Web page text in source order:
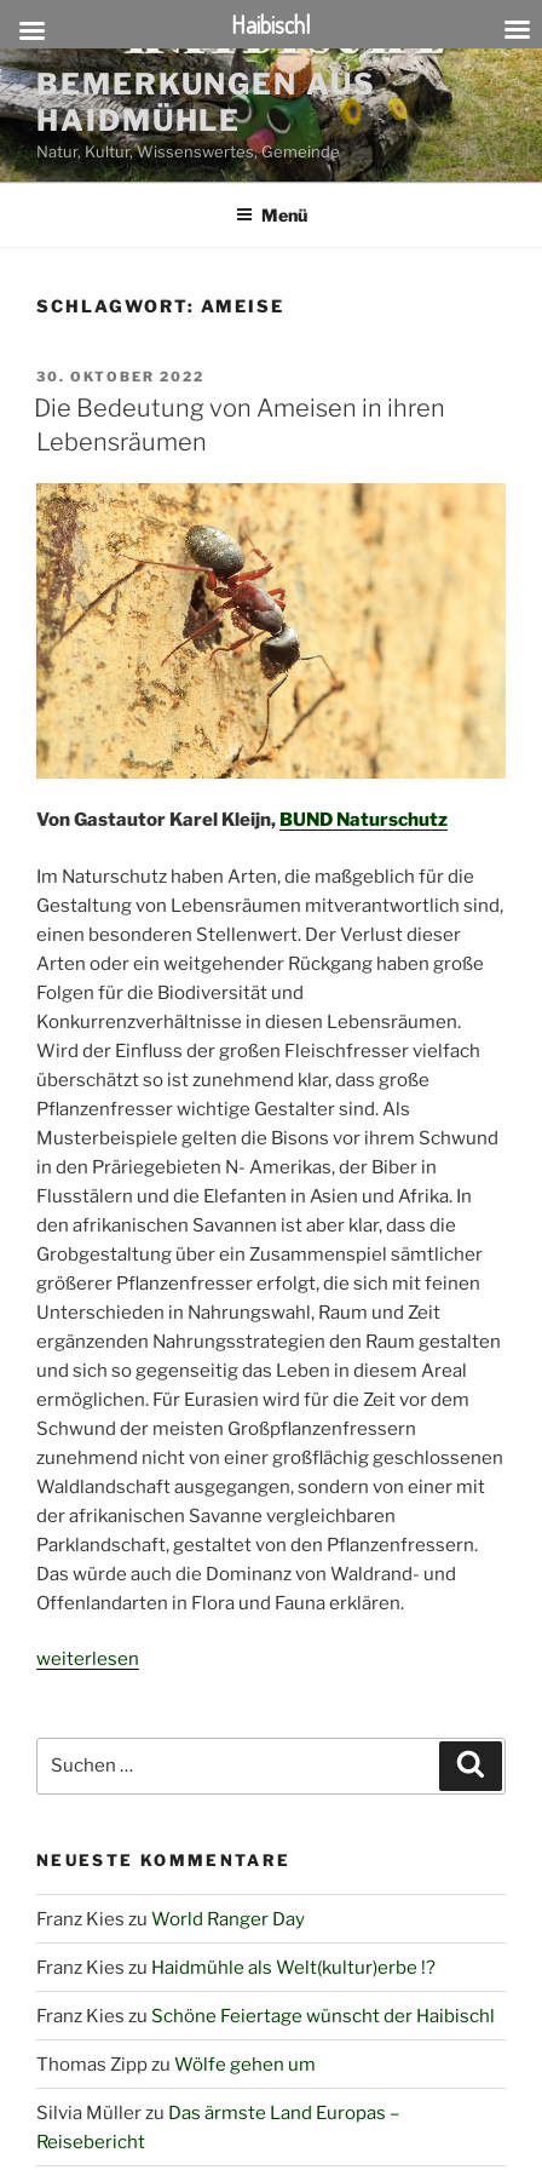
Zum
Inhalt
springen
BEMERKUNGEN AUS
HAIDMÜHLE
Natur, Kultur, Wissenswertes, Gemeinde
Menü
SCHLAGWORT: AMEISE
VERÖFFENTLICHT
AM
30. OKTOBER 2022
Die Bedeutung von Ameisen in ihren
Lebensräumen
Von Gastautor Karel Kleijn, BUND Naturschutz
Im Naturschutz haben Arten, die maßgeblich für die
Gestaltung von Lebensräumen mitverantwortlich sind,
einen besonderen Stellenwert. Der Verlust dieser
Arten oder ein weitgehender Rückgang haben große
Folgen für die Biodiversität und
Konkurrenzverhältnisse in diesen Lebensräumen.
Wird der Einfluss der großen Fleischfresser vielfach
überschätzt so ist zunehmend klar, dass große
Pflanzenfresser wichtige Gestalter sind. Als
Musterbeispiele gelten die Bisons vor ihrem Schwund
in den Präriegebieten N- Amerikas, der Biber in
Flusstälern und die Elefanten in Asien und Afrika. In
den afrikanischen Savannen ist aber klar, dass die
Grobgestaltung über ein Zusammenspiel sämtlicher
größerer Pflanzenfresser erfolgt, die sich mit feinen
Unterschieden in Nahrungswahl, Raum und Zeit
ergänzenden Nahrungsstrategien den Raum gestalten
und sich so gegenseitig das Leben in diesem Areal
ermöglichen. Für Eurasien wird für die Zeit vor dem
Schwund der meisten Großpflanzenfressern
zunehmend nicht von einer großflächig geschlossenen
Waldlandschaft ausgegangen, sondern von einer mit
der afrikanischen Savanne vergleichbaren
Parklandschaft, gestaltet von den Pflanzenfressern.
Das würde auch die Dominanz von Waldrand- und
Offenlandarten in Flora und Fauna erklären.
„Die
Ameisen
weiterlesen
nach:
NEUESTE KOMMENTARE
Franz Kies zu World Ranger Day
Franz Kies zu Haidmühle als Welt(kultur)erbe !?
Franz Kies zu Schöne Feiertage wünscht der Haibischl
Thomas Zippzu Wölfe gehen um
Silvia Müllerzu Das ärmste Land Europas –
Reisebericht
Haibischl